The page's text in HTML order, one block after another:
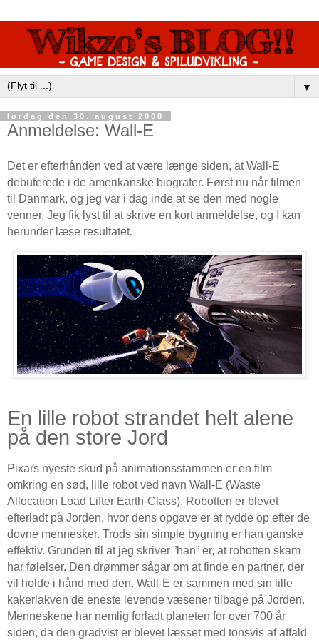
▼
lørdag den 30. august 2008
Anmeldelse: Wall-E
Det er efterhånden ved at være længe siden, at Wall-E
debuterede i de amerikanske biografer. Først nu når filmen
til Danmark, og jeg var i dag inde at se den med nogle
venner. Jeg fik lyst til at skrive en kort anmeldelse, og I kan
herunder læse resultatet.
En lille robot strandet helt alene
på den store Jord
Pixars nyeste skud på animationsstammen er en film
omkring en sød, lille robot ved navn Wall-E (Waste
Allocation Load Lifter Earth-Class). Robotten er blevet
efterladt på Jorden, hvor dens opgave er at rydde op efter de
dovne mennesker. Trods sin simple bygning er han ganske
effektiv. Grunden til at jeg skriver ”han” er, at robotten skam
har følelser. Den drømmer sågar om at finde en partner, der
vil holde i hånd med den. Wall-E er sammen med sin lille
kakerlakven de eneste levende væsener tilbage på Jorden.
Menneskene har nemlig forladt planeten for over 700 år
siden, da den gradvist er blevet læsset med tonsvis af affald